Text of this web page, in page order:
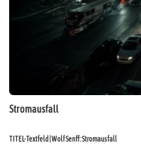
Stromausfall
TITEL-Textfeld | Wolf Senff: Stromausfall